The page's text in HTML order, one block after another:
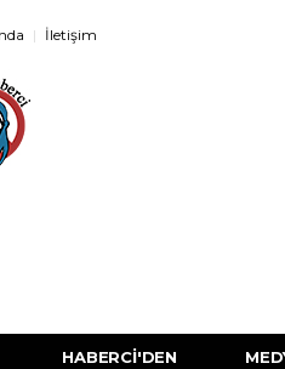
İletişim
HABERCI'DEN